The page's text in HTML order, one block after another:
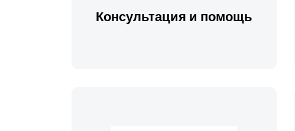
Консультация и помощь